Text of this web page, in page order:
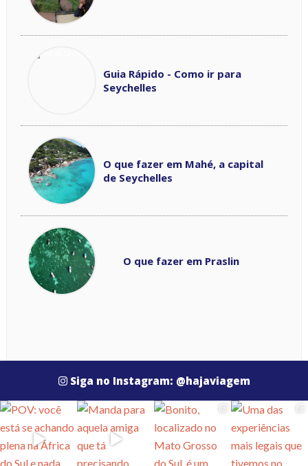
Guia Rápido - Como ir para
Seychelles
O que fazer em Mahé, a capital
de Seychelles
O que fazer em Praslin
Siga no Instagram: @hajaviagem